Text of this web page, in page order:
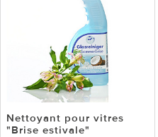
Nettoyant pour vitres
"Brise estivale"